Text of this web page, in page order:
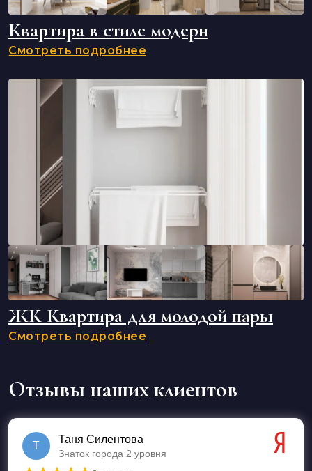
Квартира в стиле модерн
Смотреть подробнее
ЖК Квартира для молодой пары
Смотреть подробнее
Отзывы наших клиентов
Т
Таня Силентова
Знаток города 2 уровня